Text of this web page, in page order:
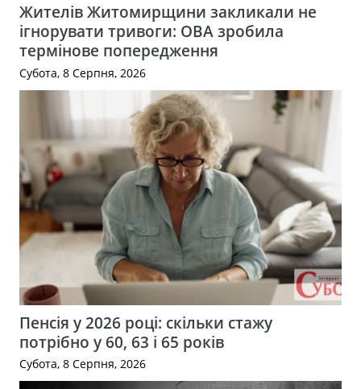
Жителів Житомирщини закликали не
ігнорувати тривоги: ОВА зробила
термінове попередження
Субота, 8 Серпня, 2026
Пенсія у 2026 році: скільки стажу
потрібно у 60, 63 і 65 років
Субота, 8 Серпня, 2026